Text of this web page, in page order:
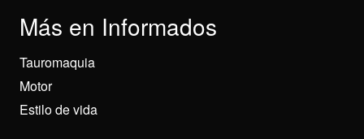
Más en Informados
Tauromaquia
Motor
Estilo de vida